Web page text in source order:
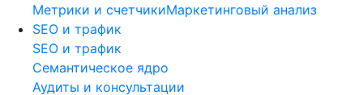
Метрики и счетчикиМаркетинговый анализ
SEO и трафик
SEO и трафик
Семантическое ядро
Аудиты и консультации